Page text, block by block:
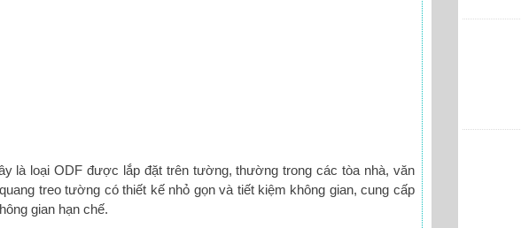
là loại ODF được lắp đặt trên tường, thường trong các tòa nhà, văn
treo tường có thiết kế nhỏ gọn và tiết kiệm không gian, cung cấp
gian hạn chế.